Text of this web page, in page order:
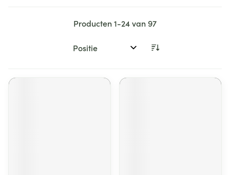
Producten1-24van97
Sorteer op: